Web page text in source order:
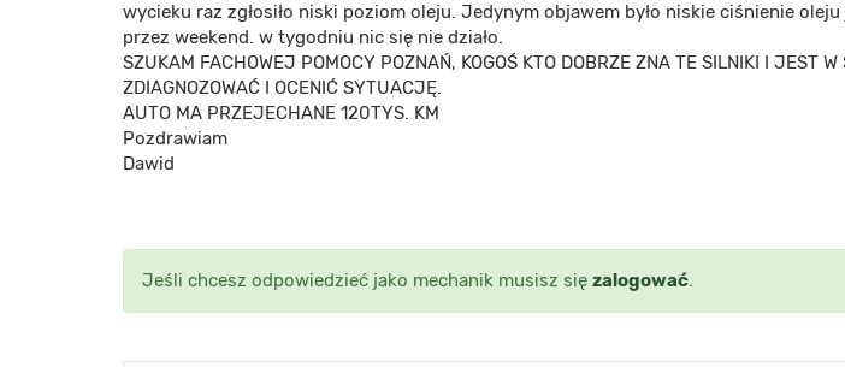
wycieku raz zgłosiło niski poziom oleju. Jedynym objawem było niskie ciśnienie oleju
przez weekend. w tygodniu nic się nie działo.
SZUKAM FACHOWEJ POMOCY POZNAŃ, KOGOŚ KTO DOBRZE ZNA TE SILNIKI I JEST W
ZDIAGNOZOWAĆ I OCENIĆ SYTUACJĘ.
AUTO MA PRZEJECHANE 120TYS. KM
Pozdrawiam
Dawid
Jeśli chcesz odpowiedzieć jako mechanik musisz się zalogować.